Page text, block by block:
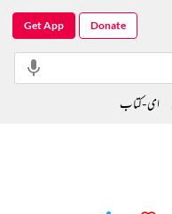
Get App Donate
ای-کتاب